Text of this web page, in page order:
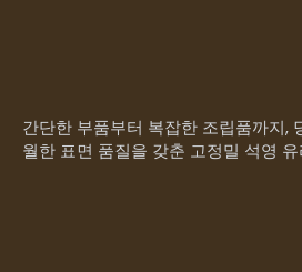
간단한 부품부터 복잡한 조립품까지,
월한 표면 품질을 갖춘 고정밀 석영